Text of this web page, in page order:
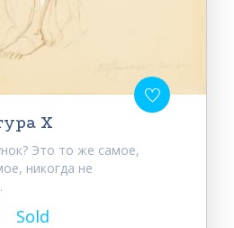
X
Это то же самое,
никогда не
Sold